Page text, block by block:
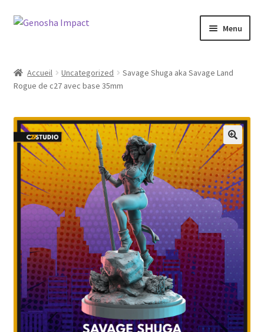
Aller
navigation
Aller
Menu
Cart
Checkout
My account
Shop
Wishlist
Accueil Uncategorized
Savage Shuga aka Savage Land
Rogue de c27 avec base 35mm